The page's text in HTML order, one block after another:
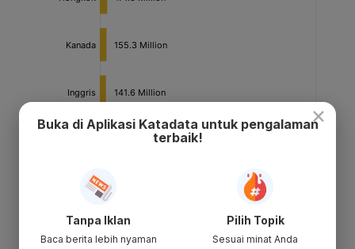
×
Buka di Aplikasi Katadata untuk pengalaman
terbaik!
Tanpa Iklan
Baca berita lebih nyaman
Pilih Topik
Sesuai minat Anda